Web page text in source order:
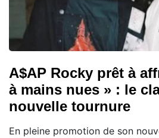
A$AP Rocky prêt à
à mains nues » : le
nouvelle tournure
En pleine promotion de son